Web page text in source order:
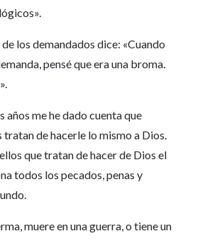
los demandados dice: «Cuando
pensé que era una broma.
años me he dado cuenta que
tratan de hacerle lo mismo a Dios.
que tratan de hacer de Dios el
todos los pecados, penas y
muere en una guerra, o tiene un